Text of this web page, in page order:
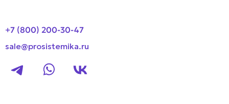
+7 (800) 200-30-47
sale@prosistemika.ru